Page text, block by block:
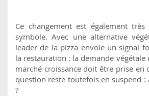
Ce changement est également
symbole. Avec une alternative
leader de la pizza envoie un signal
la restauration : la demande végétale
marché croissance doit être prise en
question reste toutefois en suspend :
?